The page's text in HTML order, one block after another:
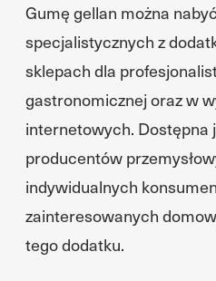
Gumę gellan można
specjalistycznych z
sklepach dla
gastronomicznej oraz w
internetowych. Dostępna
producentów
indywidualnych
zainteresowanych
tego dodatku.